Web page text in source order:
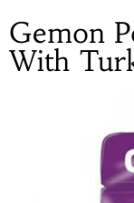
Gemon
With